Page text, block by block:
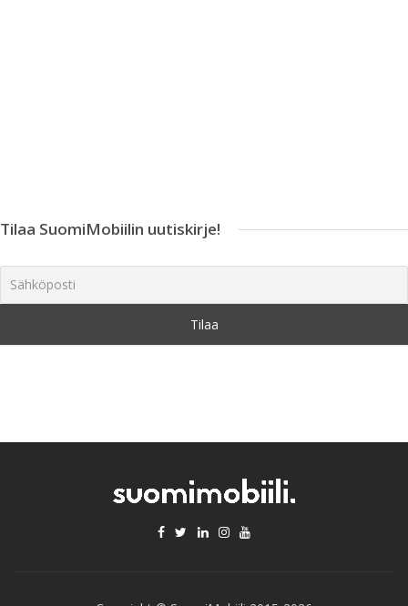
Tilaa SuomiMobiilin uutiskirje!